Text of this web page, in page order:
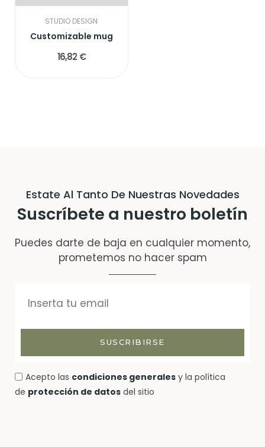
STUDIO DESIGN
Customizable mug
16,82 €
Estate Al Tanto De Nuestras Novedades
Suscríbete a nuestro boletín
Puedes darte de baja en cualquier momento,
prometemos no hacer spam
SUSCRIBIRSE
Acepto las condiciones generales y la política
de protección de datos del sitio